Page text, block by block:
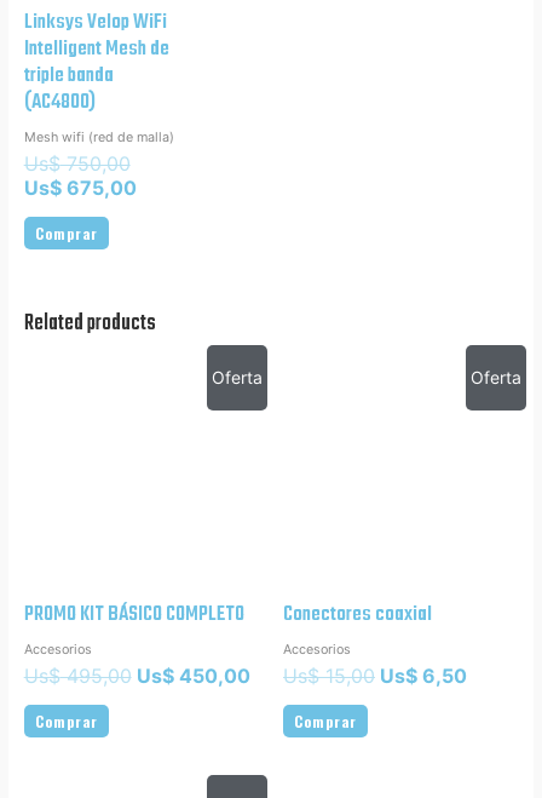
Linksys Velop WiFi
Intelligent Mesh de
triple banda
(AC4800)
Mesh wifi (red de malla)
Us$750,00
Us$675,00
Comprar
Related products
Oferta
PROMO KIT BÁSICO COMPLETO
Accesorios
Us$495,00 Us$450,00
Comprar
Oferta
Conectores coaxial
Accesorios
Us$15,00 Us$ 6,50
Comprar